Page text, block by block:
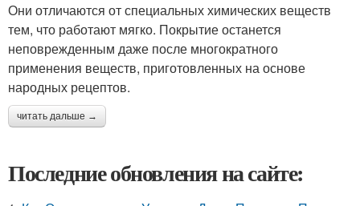
Они отличаются от специальных химических веществ
тем, что работают мягко. Покрытие останется
неповрежденным даже после многократного
применения веществ, приготовленных на основе
народных рецептов.
читать дальше →
Последние обновления на сайте: